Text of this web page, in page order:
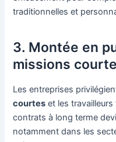
traditionnelles et
3. Montée en
missions
Les entreprises
courtes et les travailleurs
contrats à long terme
notamment dans les